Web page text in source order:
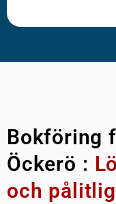
Bokföring
Öckerö :
och